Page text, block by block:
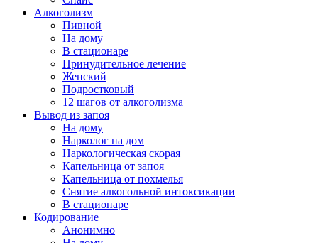
Алкоголизм
Пивной
На дому
В стационаре
Принудительное лечение
Женский
Подростковый
12 шагов от алкоголизма
Вывод из запоя
На дому
Нарколог на дом
Наркологическая скорая
Капельница от запоя
Капельница от похмелья
Снятие алкогольной интоксикации
В стационаре
Кодирование
Анонимно